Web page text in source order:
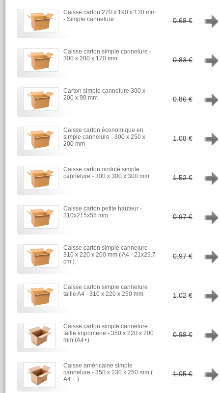
Caisse carton 270 x 190 x 120 mm
- Simple cannelure
0.68 €
Caisse carton simple cannelure -
300 x 200 x 170 mm
0.83 €
Carton simple cannelure 300 x
200 x 90 mm
0.86 €
Caisse carton économique en
simple cannelure - 300 x 250 x
200 mm
1.08 €
Caisse carton ondulé simple
cannelure - 300 x 300 x 300 mm
1.52 €
Caisse carton petite hauteur -
310x215x55 mm
0.97 €
Caisse carton simple cannelure
310 x 220 x 200 mm ( A4 - 21x29.7
cm )
0.97 €
Caisse carton simple cannelure
taille A4 - 310 x 220 x 250 mm
1.02 €
Caisse carton simple cannelure
taille imprimerie - 350 x 220 x 200
mm (A4+)
0.98 €
Caisse américaine simple
cannelure - 350 x 230 x 250 mm (
A4 + )
1.05 €